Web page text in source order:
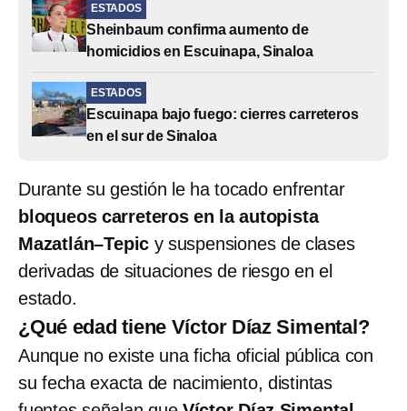
ESTADOS
Sheinbaum confirma aumento de
homicidios en Escuinapa, Sinaloa
ESTADOS
Escuinapa bajo fuego: cierres carreteros
en el sur de Sinaloa
Durante su gestión le ha tocado enfrentar
bloqueos carreteros en la autopista
Mazatlán–Tepic y suspensiones de clases
derivadas de situaciones de riesgo en el
estado.
¿Qué edad tiene Víctor Díaz Simental?
Aunque no existe una ficha oficial pública con
su fecha exacta de nacimiento, distintas